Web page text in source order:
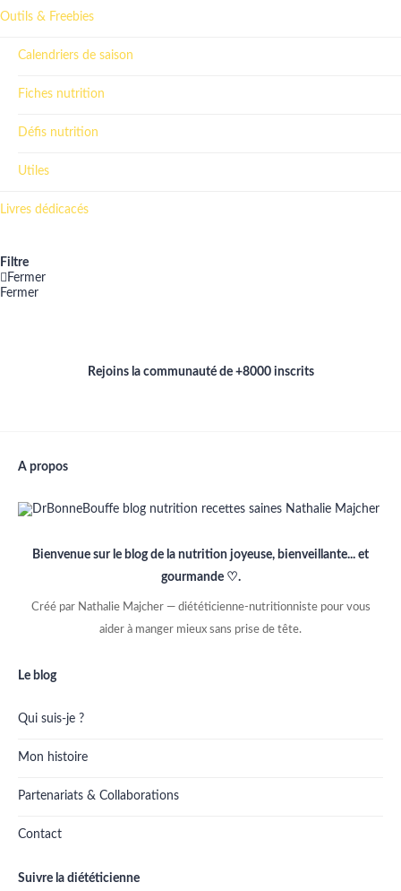
Outils & Freebies
Calendriers de saison
Fiches nutrition
Défis nutrition
Utiles
Livres dédicacés
Filtre
Fermer
Fermer
Rejoins la communauté de +8000 inscrits
A propos
Bienvenue sur le blog de la nutrition joyeuse, bienveillante... et
gourmande ♡.
Créé par Nathalie Majcher — diététicienne-nutritionniste pour vous
aider à manger mieux sans prise de tête.
Le blog
Qui suis-je ?
Mon histoire
Partenariats & Collaborations
Contact
Suivre la diététicienne